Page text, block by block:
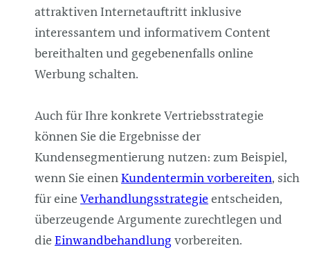
attraktiven Internetauftritt inklusive
interessantem und informativem Content
bereithalten und gegebenenfalls online
Werbung schalten.
Auch für Ihre konkrete Vertriebsstrategie
können Sie die Ergebnisse der
Kundensegmentierung nutzen: zum Beispiel,
wenn Sie einenKundentermin vorbereiten, sich
für eine Verhandlungsstrategieentscheiden,
überzeugende Argumente zurechtlegen und
die Einwandbehandlung vorbereiten.